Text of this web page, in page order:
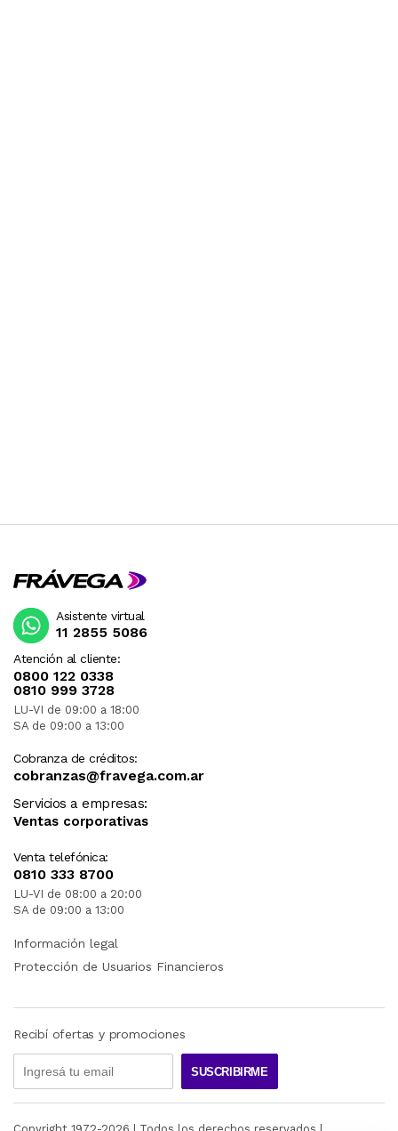
Atención al cliente:
0800 122 0338
0810 999 3728
LU-VI de 09:00 a 18:00
SA de 09:00 a 13:00
Cobranza de créditos:
cobranzas@fravega.com.ar
Servicios a empresas:
Ventas corporativas
Venta telefónica:
0810 333 8700
LU-VI de 08:00 a 20:00
SA de 09:00 a 13:00
Asistente virtual
11 2855 5086
Información legal
Protección de Usuarios Financieros
Recibí ofertas y promociones
SUSCRIBIRME